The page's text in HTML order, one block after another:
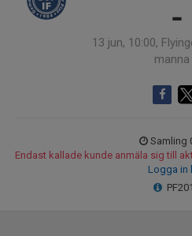
-
13 jun, 10:00,
manna
Samling
Endast kallade kunde anmäla sig till
Logga in